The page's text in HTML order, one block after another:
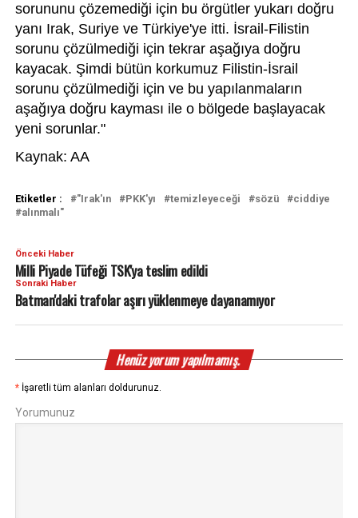
sorununu çözemediği için bu örgütler yukarı doğru
yanı Irak, Suriye ve Türkiye'ye itti. İsrail-Filistin
sorunu çözülmediği için tekrar aşağıya doğru
kayacak. Şimdi bütün korkumuz Filistin-İsrail
sorunu çözülmediği için ve bu yapılanmaların
aşağıya doğru kayması ile o bölgede başlayacak
yeni sorunlar."
Kaynak: AA
Etiketler : "Irak'ın PKK'yı temizleyeceği sözü
ciddiye
alınmalı"
Önceki Haber
Milli Piyade Tüfeği TSK'ya teslim edildi
Sonraki Haber
Batman'daki trafolar aşırı yüklenmeye dayanamıyor
Henüz yorum yapılmamış.
* İşaretli tüm alanları doldurunuz.
Yorumunuz